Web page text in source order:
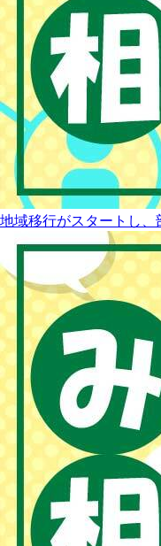
地域移行がスタートし、